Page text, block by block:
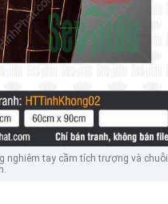
nghiêm tay cầm tích trượng và chuỗi